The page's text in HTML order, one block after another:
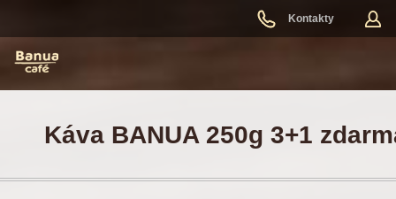
Kontakty
Káva BANUA 250g 3+1